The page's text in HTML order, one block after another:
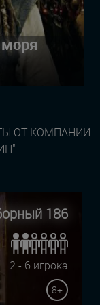
ОТ КОМПАНИИ
186
2 - 6 игрока
8+